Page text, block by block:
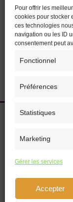
Pour offrir les
cookies pour stocker
ces technologies
navigation ou les ID
consentement peut
Fonctionnel
Préférences
Statistiques
Marketing
Gérer les services
Accepter